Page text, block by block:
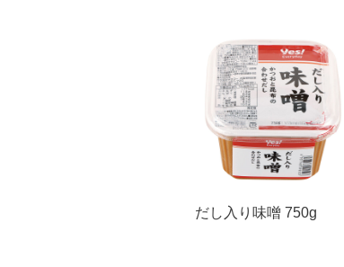
だし入り味噌 750g